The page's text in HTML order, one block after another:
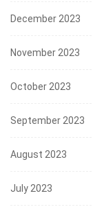
December 2023
November 2023
October 2023
September 2023
August 2023
July 2023